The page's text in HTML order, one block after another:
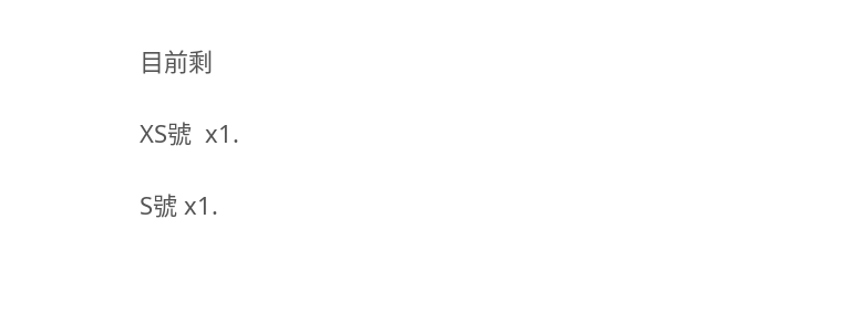
目前剩
XS號 x1.
S號 x1.